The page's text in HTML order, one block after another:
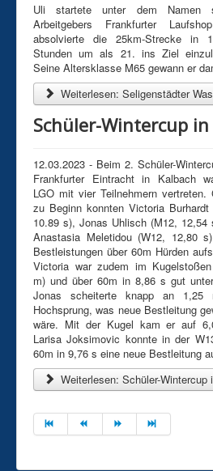
Uli startete unter dem Namen
Arbeitgebers Frankfurter
absolvierte die 25km-Strecke in
Stunden um als 21. ins Ziel
Seine Altersklasse M65 gewann er
Weiterlesen: Seligenstädter
Schüler-Wintercup
12.03.2023 - Beim 2. Schüler-
Frankfurter Eintracht in Kalbach
LGO mit vier Teilnehmern vertreten.
zu Beginn konnten Victoria Burhardt
10.89 s), Jonas Uhlisch (M12, 12,54
Anastasia Meletidou (W12, 12,80
Bestleistungen über 60m Hürden
Victoria war zudem im
m) und über 60m in 8,86 s gut
Jonas scheiterte knapp an 1,25
Hochsprung, was neue Bestleitung
wäre. Mit der Kugel kam er auf
Larisa Joksimovic konnte in der
60m in 9,76 s eine neue Bestleitung
Weiterlesen: Schüler-Wintercup